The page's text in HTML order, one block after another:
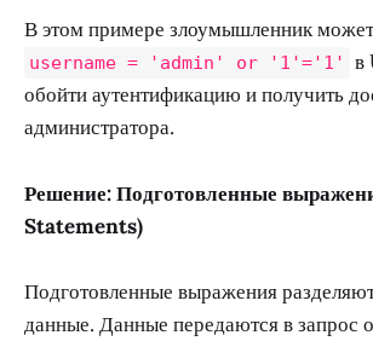
В этом примере злоумышленник
username = 'admin' or '1'='1'
в
обойти аутентификацию и получить
администратора.
Решение: Подготовленные
Statements)
Подготовленные выражения
данные. Данные передаются в запрос